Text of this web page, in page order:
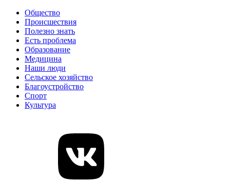
Общество
Происшествия
Полезно знать
Есть проблема
Образование
Медицина
Наши люди
Сельское хозяйство
Благоустройство
Спорт
Культура